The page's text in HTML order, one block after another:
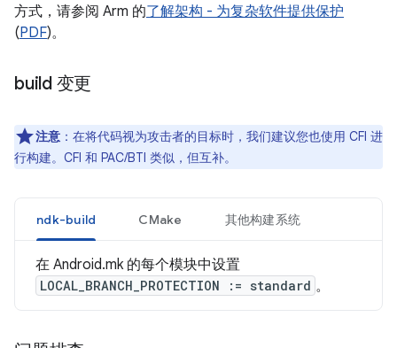
方式，请参阅 Arm 的了解架构 - 为复杂软件提供保护
(PDF)。
build 变更
注意 ：在将代码视为攻击者的目标时，我们建议您也使用 CFI 进
行构建。CFI 和 PAC/BTI 类似，但互补。
ndk-build CMake 其他构建系统
在 Android.mk 的每个模块中设置
LOCAL_BRANCH_PROTECTION := standard 。